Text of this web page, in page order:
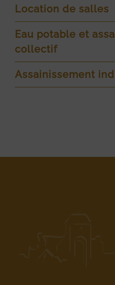
Location de salles
Eau potable et
collectif
Assainissement